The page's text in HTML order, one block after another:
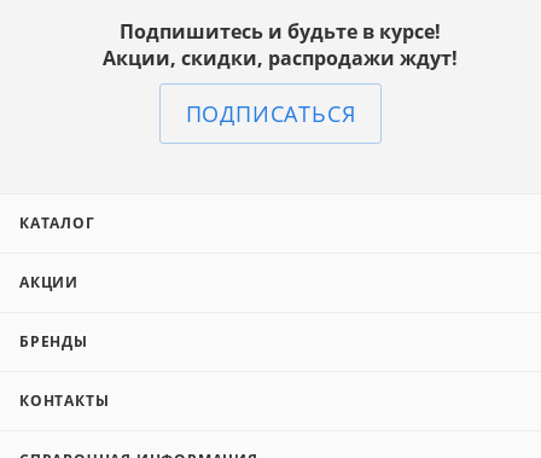
Подпишитесь и будьте в курсе!
Акции, скидки, распродажи ждут!
ПОДПИСАТЬСЯ
КАТАЛОГ
АКЦИИ
БРЕНДЫ
КОНТАКТЫ